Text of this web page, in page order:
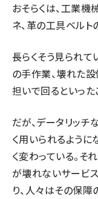
おそらくは、工業
ネ、革の工具ベルト
長らくそう見られて
の手作業、壊れた
担いで回るといっ
だが、データリッチ
く用いられるように
く変わっている。そ
が壊れないサービ
り、人々はその保